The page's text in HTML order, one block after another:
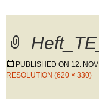
PUBLISHED ON 12.
RESOLUTION (620 × 330)